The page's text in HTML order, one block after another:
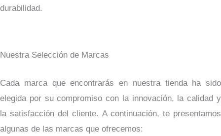
durabilidad.
Nuestra Selección de Marcas
Cada marca que encontrarás en nuestra tienda ha sido
elegida por su compromiso con la innovación, la calidad y
la satisfacción del cliente. A continuación, te presentamos
algunas de las marcas que ofrecemos: